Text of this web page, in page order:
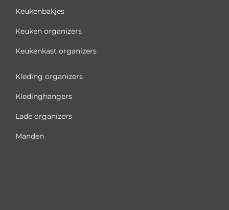
Keukenbakjes
Keuken organizers
Keukenkast organizers
Kleding organizers
Kledinghangers
Lade organizers
Manden